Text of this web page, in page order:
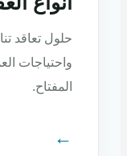
حلول تعاقد تناسب
واحتياجات العميل،